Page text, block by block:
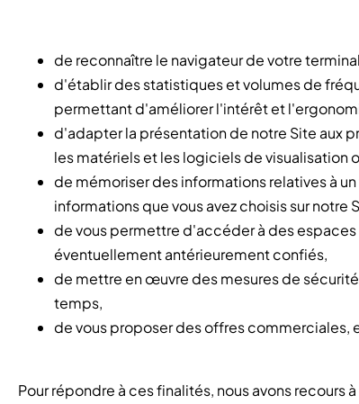
de reconnaître le navigateur de votre
d'établir des statistiques et volumes de
permettant d'améliorer l'intérêt et
d'adapter la présentation de notre Site aux
les matériels et les logiciels de
de mémoriser des informations relatives à
informations que vous avez choisis sur
de vous permettre d'accéder à des
éventuellement antérieurement confiés,
de mettre en œuvre des mesures de
temps,
de vous proposer des offres commerciales,
Pour répondre à ces finalités, nous avons